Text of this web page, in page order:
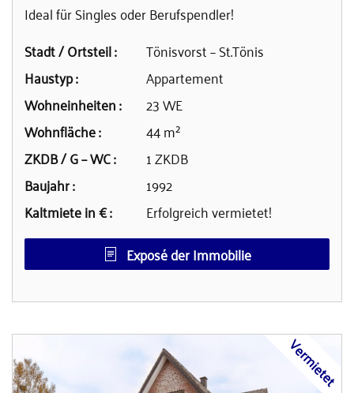
Ideal für Singles oder Berufspendler!
Stadt / Ortsteil :
Tönisvorst – St.Tönis
Haustyp :
Appartement
Wohneinheiten :
23 WE
Wohnfläche :
44 m²
ZKDB / G – WC :
1 ZKDB
Baujahr :
1992
Kaltmiete in € :
Erfolgreich vermietet!
Exposé der Immobilie
Vermietet